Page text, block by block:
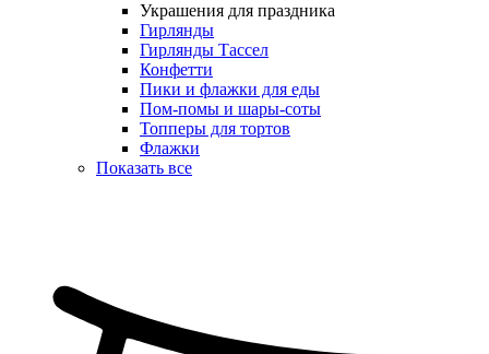
Украшения для праздника
Гирлянды
Гирлянды Тассел
Конфетти
Пики и флажки для еды
Пом-помы и шары-соты
Топперы для тортов
Флажки
Показать все